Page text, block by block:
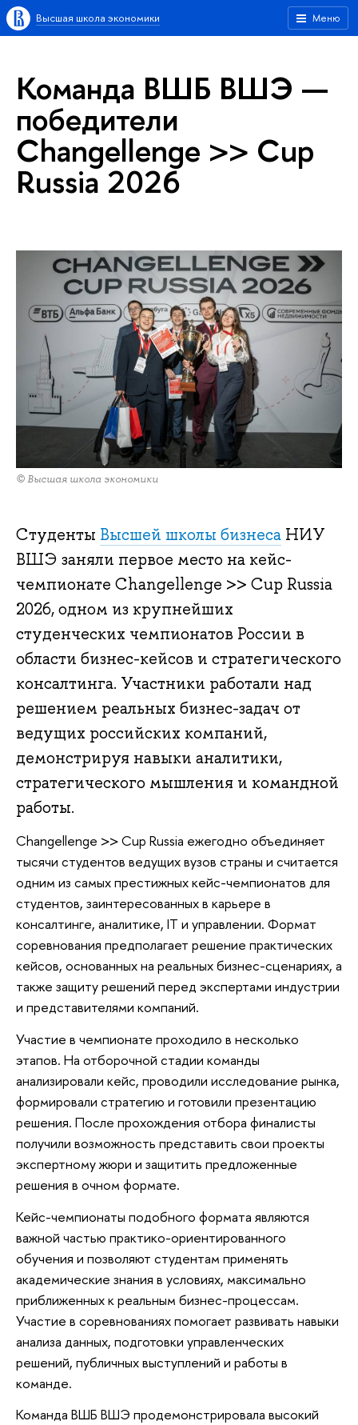
Меню
Высшая школа экономики
Команда ВШБ ВШЭ —
победители
Changellenge >> Cup
Russia 2026
© Высшая школа экономики
Студенты Высшей школы бизнеса НИУ
ВШЭ заняли первое место на кейс-
чемпионате Changellenge >> Cup Russia
2026, одном из крупнейших
студенческих чемпионатов России в
области бизнес-кейсов и стратегического
консалтинга. Участники работали над
решением реальных бизнес-задач от
ведущих российских компаний,
демонстрируя навыки аналитики,
стратегического мышления и командной
работы.
Changellenge >> Cup Russia ежегодно объединяет
тысячи студентов ведущих вузов страны и считается
одним из самых престижных кейс-чемпионатов для
студентов, заинтересованных в карьере в
консалтинге, аналитике, IT и управлении. Формат
соревнования предполагает решение практических
кейсов, основанных на реальных бизнес-сценариях, а
также защиту решений перед экспертами индустрии
и представителями компаний.
Участие в чемпионате проходило в несколько
этапов. На отборочной стадии команды
анализировали кейс, проводили исследование рынка,
формировали стратегию и готовили презентацию
решения. После прохождения отбора финалисты
получили возможность представить свои проекты
экспертному жюри и защитить предложенные
решения в очном формате.
Кейс-чемпионаты подобного формата являются
важной частью практико-ориентированного
обучения и позволяют студентам применять
академические знания в условиях, максимально
приближенных к реальным бизнес-процессам.
Участие в соревнованиях помогает развивать навыки
анализа данных, подготовки управленческих
решений, публичных выступлений и работы в
команде.
Команда ВШБ ВШЭ продемонстрировала высокий